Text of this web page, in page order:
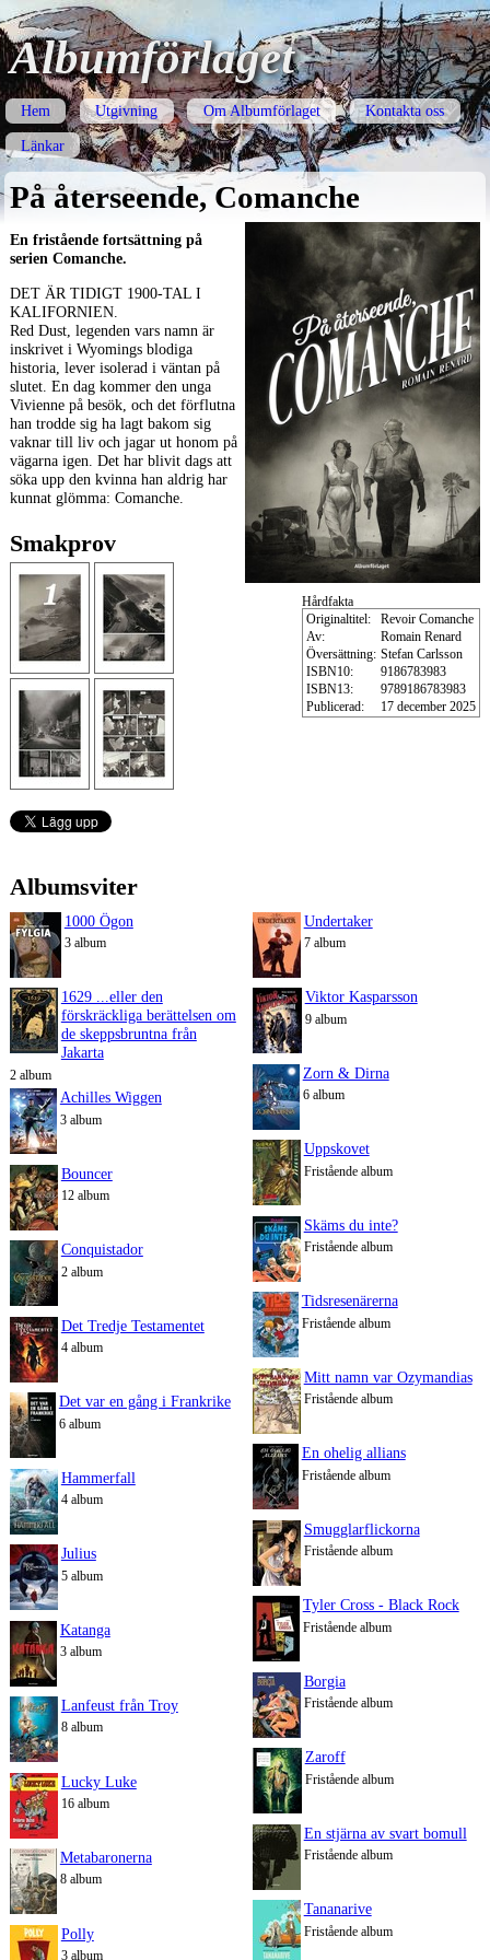
Albumförlaget
Hem Utgivning Om Albumförlaget
Kontakta oss
Länkar
På återseende, Comanche
Hårdfakta
Originaltitel:
Revoir Comanche
Av:
Romain Renard
Översättning: Stefan Carlsson
ISBN10:
9186783983
ISBN13:
9789186783983
Publicerad:
17 december 2025
En fristående fortsättning på
serien Comanche.
DETÄR TIDIGT1900-TALI
KALIFORNIEN.
Red Dust, legenden vars namn är
inskrivet i Wyomings blodiga
historia, lever isolerad i väntan på
slutet. En dag kommer den unga
Vivienne på besök, och det förflutna
han trodde sig ha lagt bakom sig
vaknar till liv och jagar ut honom på
vägarna igen. Det har blivit dags att
söka upp den kvinna han aldrig har
kunnat glömma: Comanche.
Smakprov
Albumsviter
1000 Ögon
3 album
1629 ...eller den
förskräckliga berättelsen om
de skeppsbruntna från
Jakarta
2 album
Achilles Wiggen
3 album
Bouncer
12 album
Conquistador
2 album
Det Tredje Testamentet
4 album
Det var en gång i Frankrike
6 album
Hammerfall
4 album
Julius
5 album
Katanga
3 album
Lanfeust från Troy
8 album
Lucky Luke
16 album
Metabaronerna
8 album
Polly
3 album
Undertaker
7 album
Viktor Kasparsson
9 album
Zorn & Dirna
6 album
Uppskovet
Fristående album
Skäms du inte?
Fristående album
Tidsresenärerna
Fristående album
Mitt namn var Ozymandias
Fristående album
En ohelig allians
Fristående album
Smugglarflickorna
Fristående album
Tyler Cross - Black Rock
Fristående album
Borgia
Fristående album
Zaroff
Fristående album
En stjärna av svart bomull
Fristående album
Tananarive
Fristående album